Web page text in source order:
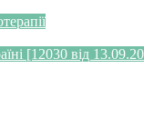
[12030 від